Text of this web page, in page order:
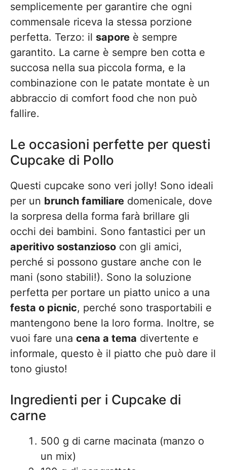
semplicemente per garantire che ogni
commensale riceva la stessa porzione
perfetta. Terzo: il sapore è sempre
garantito. La carne è sempre ben cotta e
succosa nella sua piccola forma, e la
combinazione con le patate montate è un
abbraccio di comfort food che non può
fallire.
Le occasioni perfette per questi
Cupcake di Pollo
Questi cupcake sono veri jolly! Sono ideali
per un brunch familiare domenicale, dove
la sorpresa della forma farà brillare gli
occhi dei bambini. Sono fantastici per un
aperitivo sostanzioso con gli amici,
perché si possono gustare anche con le
mani (sono stabili!). Sono la soluzione
perfetta per portare un piatto unico a una
festa o picnic, perché sono trasportabili e
mantengono bene la loro forma. Inoltre, se
vuoi fare una cena a tema divertente e
informale, questo è il piatto che può dare il
tono giusto!
Ingredienti per i Cupcake di
carne
500 g di carne macinata (manzo o
un mix)